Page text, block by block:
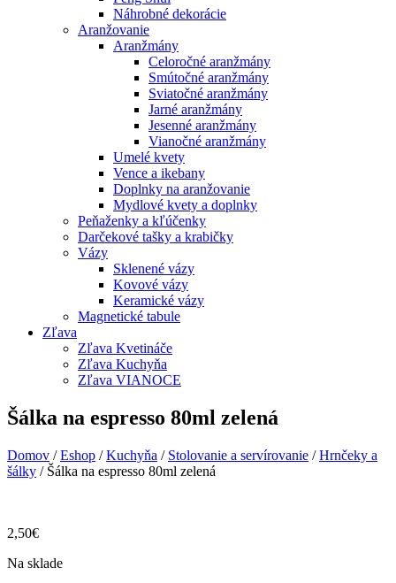
Náhrobné dekorácie
Aranžovanie
Aranžmány
Celoročné aranžmány
Smútočné aranžmány
Sviatočné aranžmány
Jarné aranžmány
Jesenné aranžmány
Vianočné aranžmány
Umelé kvety
Vence a ikebany
Doplnky na aranžovanie
Mydlové kvety a doplnky
Peňaženky a kľúčenky
Darčekové tašky a krabičky
Vázy
Sklenené vázy
Kovové vázy
Keramické vázy
Magnetické tabule
Zľava
Zľava Kvetináče
Zľava Kuchyňa
Zľava VIANOCE
Šálka na espresso 80ml zelená
Domov /Eshop /Kuchyňa / Stolovanie a servírovanie /Hrnčeky a
šálky / Šálka na espresso 80ml zelená
2,50€
Na sklade